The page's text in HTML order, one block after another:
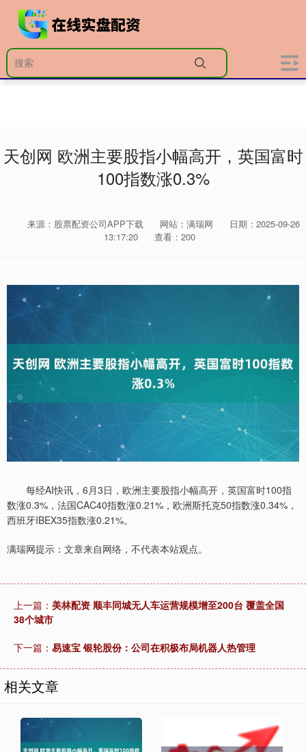
天创网 欧洲主要股指小幅高开，英国富时
100指数涨0.3%
来源：股票配资公司APP下载 网站：满瑞网
日期：2025-09-26
13:17:20
查看：200
每经AI快讯，6月3日，欧洲主要股指小幅高开，英国富时100指
数涨0.3%，法国CAC40指数涨0.21%，欧洲斯托克50指数涨0.34%，
西班牙IBEX35指数涨0.21%。
满瑞网提示：文章来自网络，不代表本站观点。
上一篇： 美林配资 顺丰同城无人车运营规模增至200台 覆盖全国
38个城市
下一篇： 易速宝 银轮股份：公司在积极布局机器人热管理
相关文章